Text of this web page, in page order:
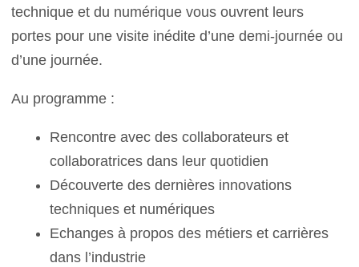
technique et du numérique vous ouvrent leurs
portes pour une visite inédite d’une demi-journée ou
d’une journée.
Au programme :
Rencontre avec des collaborateurs et
collaboratrices dans leur quotidien
Découverte des dernières innovations
techniques et numériques
Echanges à propos des métiers et carrières
dans l’industrie